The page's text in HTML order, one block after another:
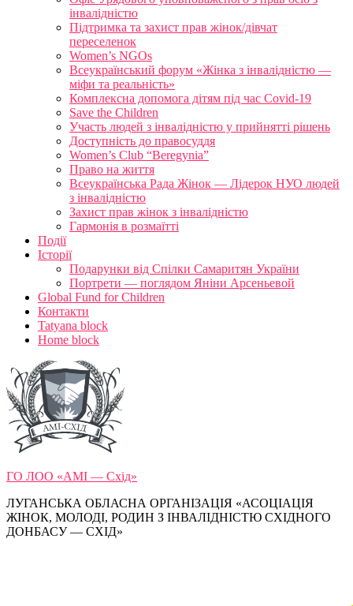
інвалідністю
Підтримка та захист прав жінок/дівчат
переселенок
Women’s NGOs
Всеукраїнський форум «Жінка з інвалідністю —
міфи та реальність»
Комплексна допомога дітям під час Covid-19
Save the Children
Участь людей з інвалідністю у прийнятті рішень
Доступність до правосуддя
Women’s Club “Beregynia”
Право на життя
Всеукраїнська Рада Жінок — Лідерок НУО людей
з інвалідністю
Захист прав жінок з інвалідністю
Гармонія в розмаїтті
Події
Історії
Подарунки від Спілки Самаритян України
Портрети — поглядом Яніни Арсеньевой
Global Fund for Children
Контакти
Tatyana block
Home block
ГО ЛОО «АМІ — Схід»
ЛУГАНСЬКА ОБЛАСНА ОРГАНІЗАЦІЯ «АСОЦІАЦІЯ
ЖІНОК, МОЛОДІ, РОДИН З ІНВАЛІДНІСТЮ СХІДНОГО
ДОНБАСУ — СХІД»